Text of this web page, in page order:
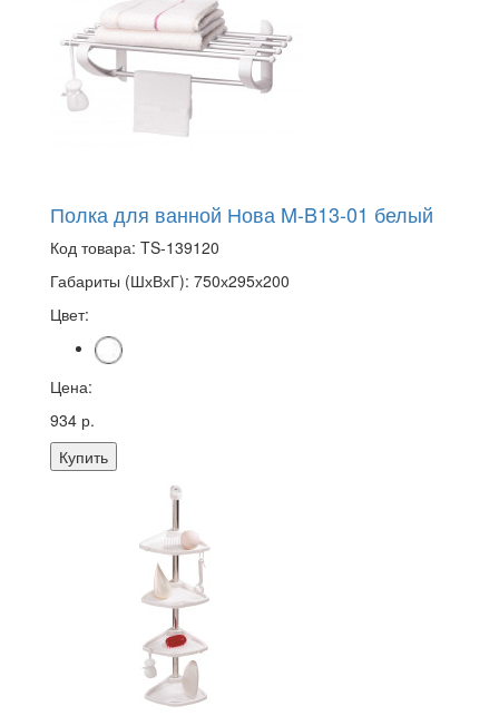
Полка для ванной Нова M-B13-01 белый
Код товара: TS-139120
Габариты (ШхВхГ): 750х295х200
Цвет:
Цена:
934 р.
Купить